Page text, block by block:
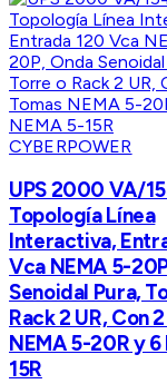
CYBERPOWER
UPS 2000 VA/
Topología Línea
Interactiva,
Vca NEMA 5-
Senoidal Pura,
Rack 2 UR, Con
NEMA 5-20R y 6
15R